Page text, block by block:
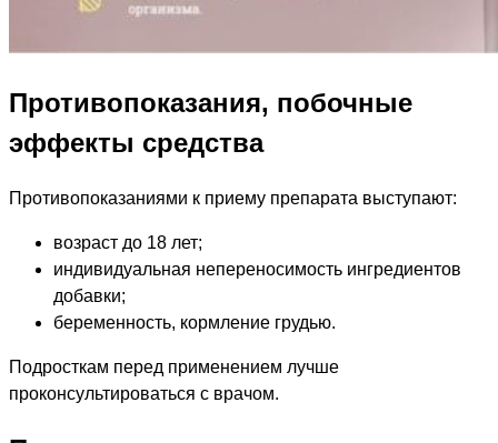
Противопоказания, побочные
эффекты средства
Противопоказаниями к приему препарата выступают:
возраст до 18 лет;
индивидуальная непереносимость ингредиентов
добавки;
беременность, кормление грудью.
Подросткам перед применением лучше
проконсультироваться с врачом.